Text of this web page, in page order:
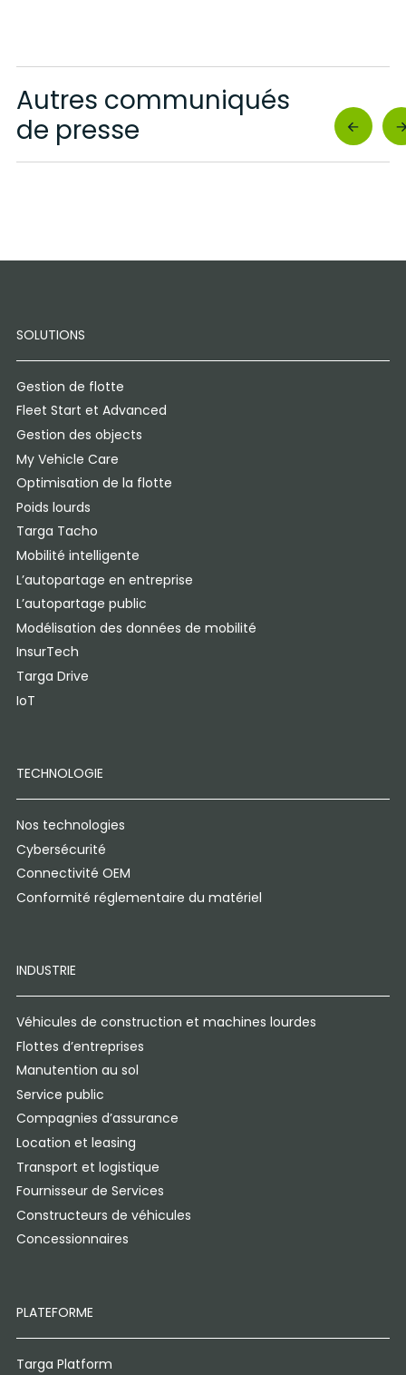
Autres communiqués
de presse
SOLUTIONS
Gestion de flotte
Fleet Start et Advanced
Gestion des objects
My Vehicle Care
Optimisation de la flotte
Poids lourds
Targa Tacho
Mobilité intelligente
L’autopartage en entreprise
L’autopartage public
Modélisation des données de mobilité
InsurTech
Targa Drive
IoT
TECHNOLOGIE
Nos technologies
Cybersécurité
Connectivité OEM
Conformité réglementaire du matériel
INDUSTRIE
Véhicules de construction et machines lourdes
Flottes d’entreprises
Manutention au sol
Service public
Compagnies d’assurance
Location et leasing
Transport et logistique
Fournisseur de Services
Constructeurs de véhicules
Concessionnaires
PLATEFORME
Targa Platform